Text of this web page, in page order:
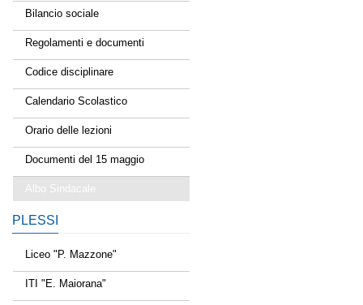
Bilancio sociale
Regolamenti e documenti
Codice disciplinare
Calendario Scolastico
Orario delle lezioni
Documenti del 15 maggio
Albo Sindacale
PLESSI
Liceo "P. Mazzone"
ITI "E. Maiorana"